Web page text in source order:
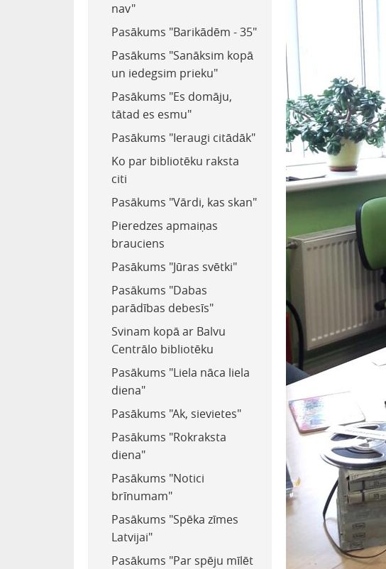
nav"
Pasākums "Barikādēm - 35"
Pasākums "Sanāksim kopā
un iedegsim prieku"
Pasākums "Es domāju,
tātad es esmu"
Pasākums "Ieraugi citādāk"
Ko par bibliotēku raksta
citi
Pasākums "Vārdi, kas skan"
Pieredzes apmaiņas
brauciens
Pasākums "Jūras svētki"
Pasākums "Dabas
parādības debesīs"
Svinam kopā ar Balvu
Centrālo bibliotēku
Pasākums "Liela nāca liela
diena"
Pasākums "Ak, sievietes"
Pasākums "Rokraksta
diena"
Pasākums "Notici
brīnumam"
Pasākums "Spēka zīmes
Latvijai"
Pasākums "Par spēju mīlēt